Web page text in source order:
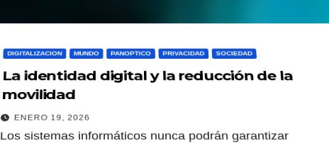
DIGITALIZACION MUNDO PANOPTICO PRIVACIDAD SOCIEDAD
La identidad digital y la reducción de la
movilidad
ENERO 19, 2026
Los sistemas informáticos nunca podrán garantizar